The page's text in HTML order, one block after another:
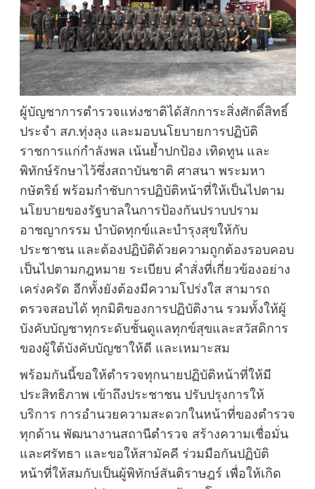
ผู้บัญชาการตำรวจแห่งชาติได้สักการะสิ่งศักดิ์สิทธิ์
ประจำ สภ.ทุ่งลุง และมอบนโยบายการปฏิบัติ
ราชการแก่กำลังพล เน้นย้ำปกป้อง เทิดทูน และ
พิทักษ์รักษาไว้ซึ่งสถาบันชาติ ศาสนา พระมหา
กษัตริย์ พร้อมกำชับการปฏิบัติหน้าที่ให้เป็นไปตาม
นโยบายของรัฐบาลในการป้องกันปราบปราม
อาชญากรรม บำบัดทุกข์และบำรุงสุขให้กับ
ประชาชน และต้องปฏิบัติด้วยความถูกต้องรอบคอบ
เป็นไปตามกฎหมาย ระเบียบ คำสั่งที่เกี่ยวข้องอย่าง
เคร่งครัด อีกทั้งยังต้องมีความโปร่งใส สามารถ
ตรวจสอบได้ ทุกมิติของการปฏิบัติงาน รวมทั้งให้ผู้
บังคับบัญชาทุกระดับชั้นดูแลทุกข์สุขและสวัสดิการ
ของผู้ใต้บังคับบัญชาให้ดี และเหมาะสม
พร้อมกันนี้ขอให้ตำรวจทุกนายปฏิบัติหน้าที่ให้มี
ประสิทธิภาพ เข้าถึงประชาชน ปรับปรุงการให้
บริการ การอำนวยความสะดวกในหน้าที่ของตำรวจ
ทุกด้าน พัฒนางานสถานีตำรวจ สร้างความเชื่อมั่น
และศรัทธา และขอให้สามัคคี ร่วมมือกันปฏิบัติ
หน้าที่ให้สมกับเป็นผู้พิทักษ์สันติราษฎร์ เพื่อให้เกิด